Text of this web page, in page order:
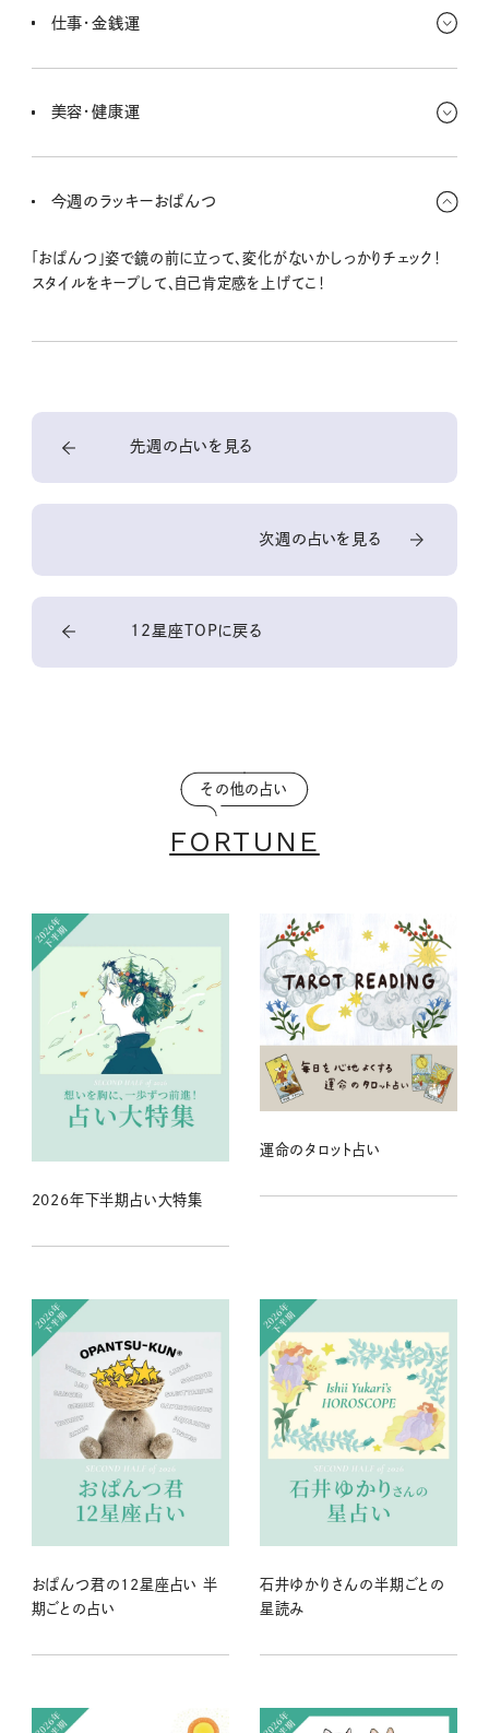
なら十分楽しめるから、どちらかというと単独行動がいいと思う！
仕事・金銭運
ぐにログアウトしよ。旅行の予定がある人は、予算を決めて準備しと
美容・健康運
ゆだねて整えてもらお〜。カフェインレスのハーブティーがおすすめ
今週のラッキーおぱんつ
「おぱんつ」姿で鏡の前に立って、変化がないかしっかりチェック！
スタイルをキープして、自己肯定感を上げてこ！
先週の占いを見る
次週の占いを見る
12星座TOPに戻る
その他の占い
FORTUNE
2026年下半期占い大特集
運命のタロット占い
おぱんつ君の12星座占い 半
期ごとの占い
石井ゆかりさんの半期ごとの
星読み